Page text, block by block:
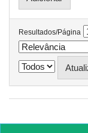
Resultados/Página